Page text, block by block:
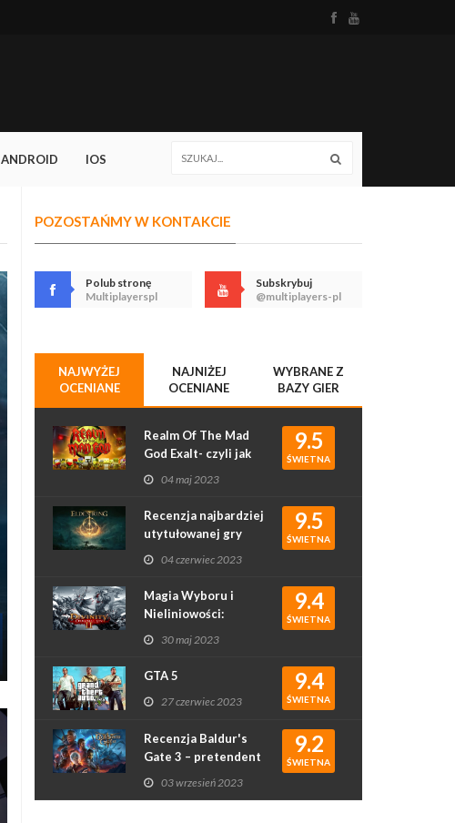
ANDROID IOS
POZOSTAŃMY W KONTAKCIE
Polub stronę
Multiplayerspl
Subskrybuj
@multiplayers-pl
NAJWYŻEJ
OCENIANE
NAJNIŻEJ
OCENIANE
WYBRANE Z
BAZY GIER
9.5
ŚWIETNA
Realm Of The Mad
God Exalt- czyli jak
rougelike podbił
serca graczy
04 maj 2023
9.5
ŚWIETNA
Recenzja najbardziej
utytułowanej gry
2022 roku - Elden
Ring
04 czerwiec 2023
9.4
ŚWIETNA
Magia Wyboru i
Nieliniowości:
Recenzja Gry
Divinity: Original Sin
II
30 maj 2023
9.4
ŚWIETNA
GTA 5
27 czerwiec 2023
9.2
ŚWIETNA
Recenzja Baldur's
Gate 3 – pretendent
do gry roku?
03 wrzesień 2023